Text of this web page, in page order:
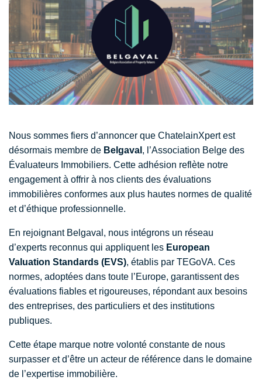
Nous sommes fiers d’annoncer que ChatelainXpert est
désormais membre de Belgaval , l’Association Belge des
Évaluateurs Immobiliers. Cette adhésion reflète notre
engagement à offrir à nos clients des évaluations
immobilières conformes aux plus hautes normes de qualité
et d’éthique professionnelle.
En rejoignant Belgaval, nous intégrons un réseau
d’experts reconnus qui appliquent les European
Valuation Standards (EVS), établis par TEGoVA. Ces
normes, adoptées dans toute l’Europe, garantissent des
évaluations fiables et rigoureuses, répondant aux besoins
des entreprises, des particuliers et des institutions
publiques.
Cette étape marque notre volonté constante de nous
surpasser et d’être un acteur de référence dans le domaine
de l’expertise immobilière.